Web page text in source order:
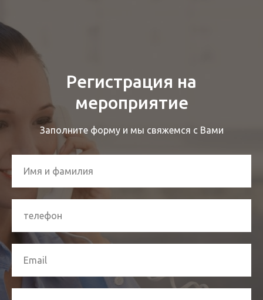
Регистрация на
мероприятие
Заполните форму и мы свяжемся с Вами